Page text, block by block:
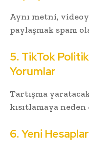
Aynı metni,
paylaşmak spam
5. TikTok
Yorumlar
Tartışma
kısıtlamaya
6. Yeni